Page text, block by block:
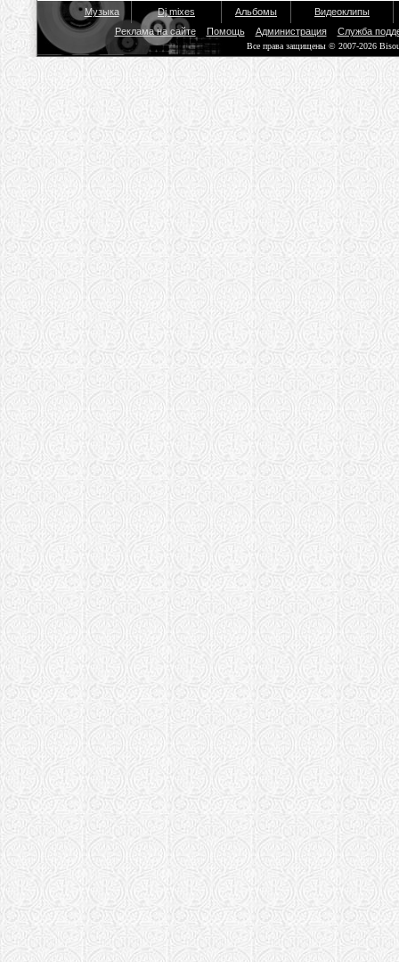
Музыка Dj mixes Альбомы
Видеоклипы
Реклама на сайте
Помощь Администрация Служба
Все права защищены © 2007-2026